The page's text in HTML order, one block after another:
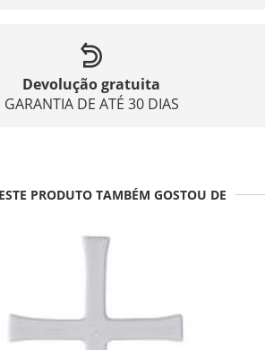
Devolução gratuita
GARANTIA DE ATÉ 30 DIAS
PRODUTO TAMBÉM GOSTOU DE